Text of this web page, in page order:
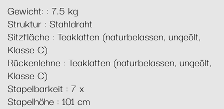
Gewicht: : 7.5 kg
Struktur : Stahldraht
Sitzfläche : Teaklatten (naturbelassen, ungeölt,
Klasse C)
Rückenlehne : Teaklatten (naturbelassen, ungeölt,
Klasse C)
Stapelbarkeit : 7 x
Stapelhöhe : 101 cm